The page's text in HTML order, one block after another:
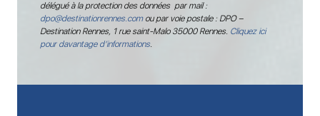
délégué à la protection des données par mail :
dpo@destinationrennes.comou par voie postale : DPO –
Destination Rennes, 1 rue saint-Malo 35000 Rennes. Cliquez ici
pour davantage d’informations.